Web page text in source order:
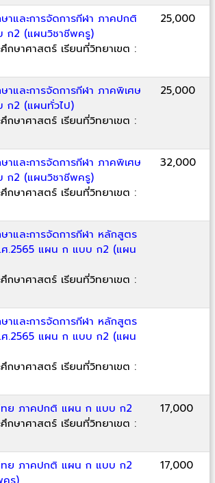
าและการจัดการกีฬา ภาคปกติ
ก2 (แผนวิชาชีพครู)
ษาศาสตร์ เรียนที่วิทยาเขต :
25,000
าและการจัดการกีฬา ภาคพิเศษ
ก2 (แผนทั่วไป)
ษาศาสตร์ เรียนที่วิทยาเขต :
25,000
าและการจัดการกีฬา ภาคพิเศษ
ก2 (แผนวิชาชีพครู)
ษาศาสตร์ เรียนที่วิทยาเขต :
32,000
าและการจัดการกีฬา หลักสูตร
.2565 แผน ก แบบ ก2 (แผน
ษาศาสตร์ เรียนที่วิทยาเขต :
าและการจัดการกีฬา หลักสูตร
.2565 แผน ก แบบ ก2 (แผน
ษาศาสตร์ เรียนที่วิทยาเขต :
ทย ภาคปกติ แผน ก แบบ ก2
ษาศาสตร์ เรียนที่วิทยาเขต :
17,000
ทย ภาคปกติ แผน ก แบบ ก2
17,000